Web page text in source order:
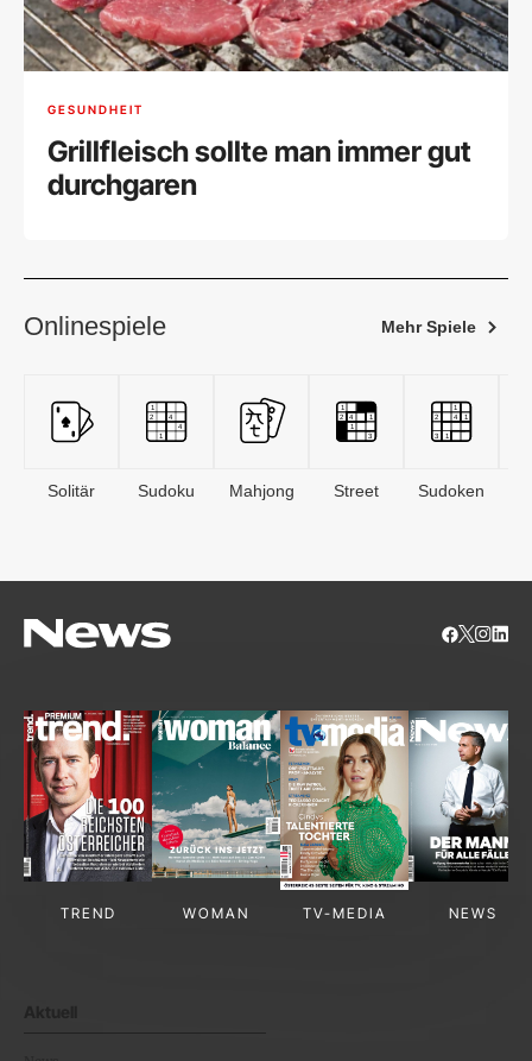
GESUNDHEIT
Grillfleisch sollte man immer gut
durchgaren
Onlinespiele Mehr Spiele
Solitär Sudoku Mahjong Street Sudoken
TREND WOMAN TV-MEDIA NEWS